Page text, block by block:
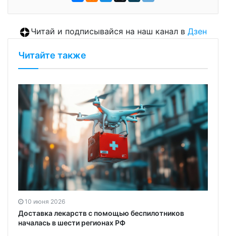
Читай и подписывайся на наш канал в Дзен
Читайте также
10 июня 2026
Доставка лекарств с помощью беспилотников
началась в шести регионах РФ